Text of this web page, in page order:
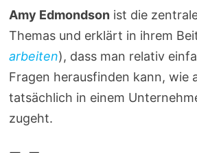
Amy Edmondson ist die
Themas und erklärt in ihrem
arbeiten), dass man relativ
Fragen herausfinden kann, wie
tatsächlich in einem
zugeht.